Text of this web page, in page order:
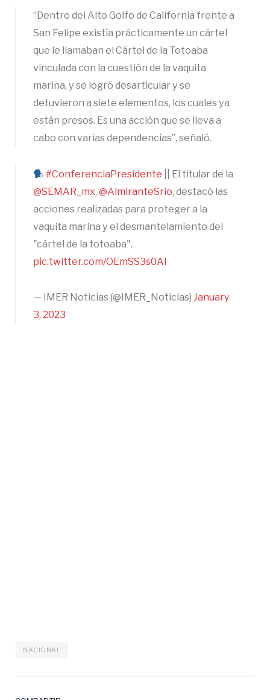
“Dentro del Alto Golfo de California frente a
San Felipe existía prácticamente un cártel
que le llamaban el Cártel de la Totoaba
vinculada con la cuestión de la vaquita
marina, y se logró desarticular y se
detuvieron a siete elementos, los cuales ya
están presos. Es una acción que se lleva a
cabo con varias dependencias”, señaló.
#ConferenciaPresidente || El titular de la
@SEMAR_mx, @AlmiranteSrio, destacó las
acciones realizadas para proteger a la
vaquita marina y el desmantelamiento del
"cártel de la totoaba".
pic.twitter.com/OEmSS3s0AI
— IMER Noticias (@IMER_Noticias) January
3, 2023
NACIONAL